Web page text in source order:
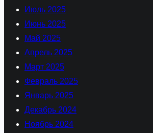
Июль 2025
Июнь 2025
Май 2025
Апрель 2025
Март 2025
Февраль 2025
Январь 2025
Декабрь 2024
Ноябрь 2024